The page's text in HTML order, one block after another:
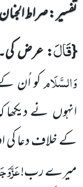
تفسیر : ‎صراط الجنان
{قَالَ: عرض
وَالسَّلَامکو اُن
انہوں نے دیکھا
کے خلاف دعا کی
میرے رب!